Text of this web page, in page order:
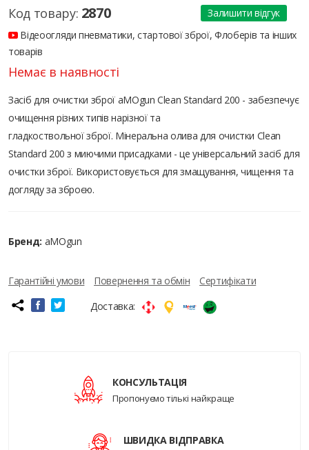
Код товару: 2870
Залишити відгук
Відеоогляди пневматики, стартової зброї, Флоберів та інших
товарів
Немає в наявності
Засіб для очистки зброї aMOgun Clean Standard 200 - забезпечує
очищення різних типів нарізної та
гладкоствольної зброї. Мінеральна олива для очистки Clean
Standard 200 з миючими присадками - це універсальний засіб для
очистки зброї. Використовується для змащування, чищення та
догляду за зброєю.
Бренд: aMOgun
Гарантійні умови Повернення та обмін
Сертифікати
Доставка:
КОНСУЛЬТАЦІЯ
Пропонуємо тількі найкраще
ШВИДКА ВІДПРАВКА